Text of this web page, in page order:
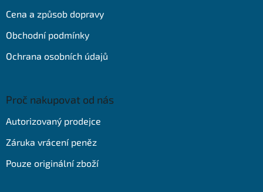
Cena a způsob dopravy
Obchodní podmínky
Ochrana osobních údajů
Proč nakupovat od nás
Autorizovaný prodejce
Záruka vrácení peněz
Pouze originální zboží